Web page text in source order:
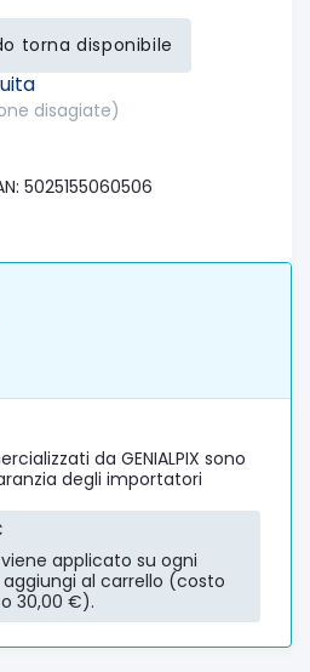
torna disponibile
disagiate)
5025155060506
da GENIALPIX sono
degli importatori
applicato su ogni
al carrello (costo
30,00 €).